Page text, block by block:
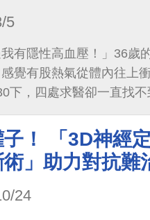
5
我有隱性高血壓！」36歲
覺有股熱氣從體內往上
下，四處求醫卻一直找不
！ 「3D神經
」助力對抗難
24